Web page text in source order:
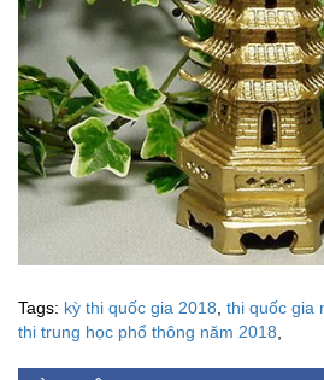
Tags: kỳ thi quốc gia 2018 thi quốc gia
thi trung học phổ thông năm 2018